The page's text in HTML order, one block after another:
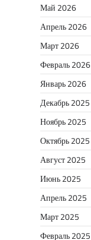
Май 2026
Апрель 2026
Март 2026
Февраль 2026
Январь 2026
Декабрь 2025
Ноябрь 2025
Октябрь 2025
Август 2025
Июнь 2025
Апрель 2025
Март 2025
Февраль 2025